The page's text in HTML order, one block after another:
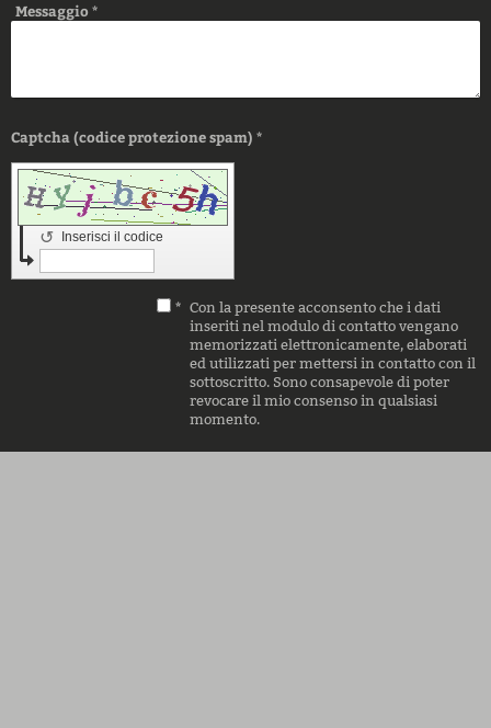
Messaggio*
Captcha (codice protezione spam) *
Inserisci il codice
↺
* Con la presente acconsento che i dati
inseriti nel modulo di contatto vengano
memorizzati elettronicamente, elaborati
ed utilizzati per mettersi in contatto con il
sottoscritto. Sono consapevole di poter
revocare il mio consenso in qualsiasi
momento.